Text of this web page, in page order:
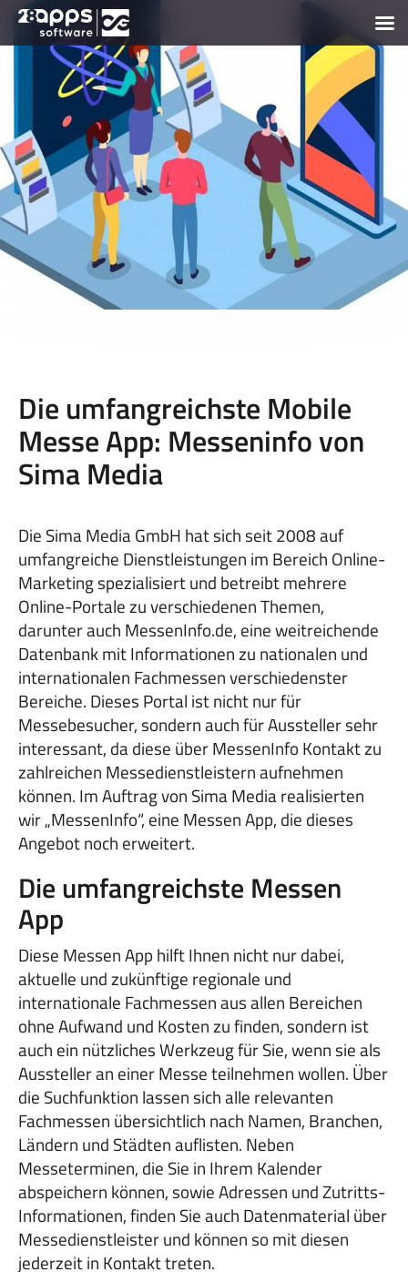
Die umfangreichste Mobile
Messe App: Messeninfo von
Sima Media
Die Sima Media GmbH hat sich seit 2008 auf
umfangreiche Dienstleistungen im Bereich Online-
Marketing spezialisiert und betreibt mehrere
Online-Portale zu verschiedenen Themen,
darunter auch MessenInfo.de, eine weitreichende
Datenbank mit Informationen zu nationalen und
internationalen Fachmessen verschiedenster
Bereiche. Dieses Portal ist nicht nur für
Messebesucher, sondern auch für Aussteller sehr
interessant, da diese über MessenInfo Kontakt zu
zahlreichen Messedienstleistern aufnehmen
können. Im Auftrag von Sima Media realisierten
wir „MessenInfo“, eine Messen App, die dieses
Angebot noch erweitert.
Die umfangreichste Messen
App
Diese Messen App hilft Ihnen nicht nur dabei,
aktuelle und zukünftige regionale und
internationale Fachmessen aus allen Bereichen
ohne Aufwand und Kosten zu finden, sondern ist
auch ein nützliches Werkzeug für Sie, wenn sie als
Aussteller an einer Messe teilnehmen wollen. Über
die Suchfunktion lassen sich alle relevanten
Fachmessen übersichtlich nach Namen, Branchen,
Ländern und Städten auflisten. Neben
Messeterminen, die Sie in Ihrem Kalender
abspeichern können, sowie Adressen und Zutritts-
Informationen, finden Sie auch Datenmaterial über
Messedienstleister und können so mit diesen
jederzeit in Kontakt treten.